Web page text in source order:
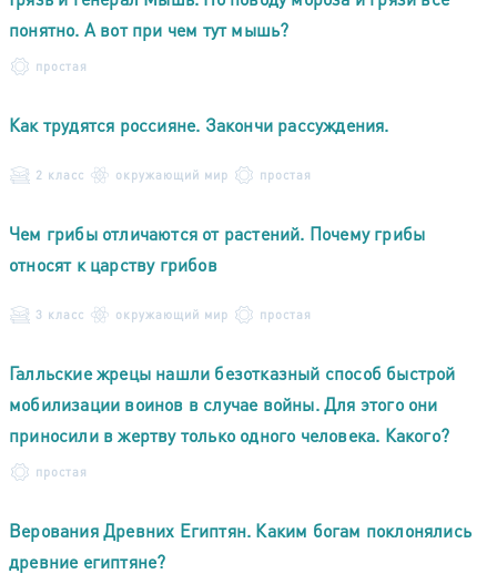
понятно. А вот при чем тут мышь?
простая
Как трудятся россияне. Закончи рассуждения.
2 класс окружающий мир простая
Чем грибы отличаются от растений. Почему грибы
относят к царству грибов
3 класс окружающий мир простая
Галльские жрецы нашли безотказный способ быстрой
мобилизации воинов в случае войны. Для этого они
приносили в жертву только одного человека. Какого?
простая
Верования Древних Египтян. Каким богам поклонялись
древние египтяне?